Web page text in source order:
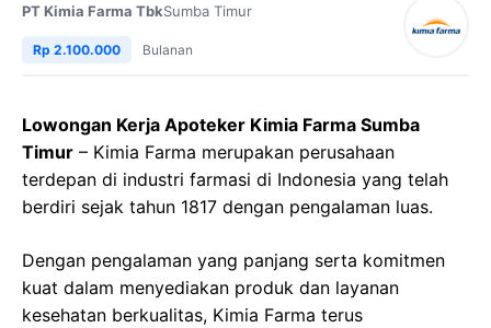
PT Kimia Farma TbkSumba Timur
Rp 2.100.000 Bulanan
Lowongan Kerja Apoteker Kimia Farma Sumba
Timur – Kimia Farma merupakan perusahaan
terdepan di industri farmasi di Indonesia yang telah
berdiri sejak tahun 1817 dengan pengalaman luas.
Dengan pengalaman yang panjang serta komitmen
kuat dalam menyediakan produk dan layanan
kesehatan berkualitas, Kimia Farma terus